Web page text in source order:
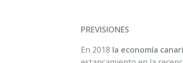
PREVISIONES
En 2018 la economía